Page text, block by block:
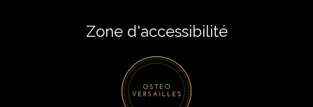
Zone d'accessibilité